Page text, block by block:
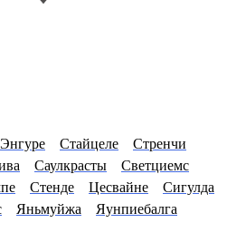
Энгуре Стайцеле
Стренчи
Саулкрасты
Светциемс
Стенде Цесвайне
Сигулда
Яньмуйжа
Яунпиебалга